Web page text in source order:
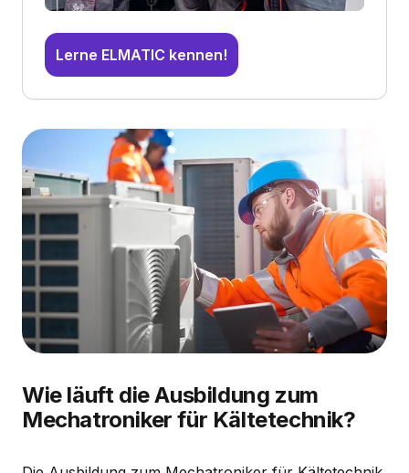
Lerne ELMATIC kennen!
Wie läuft die Ausbildung zum
Mechatroniker für Kältetechnik?